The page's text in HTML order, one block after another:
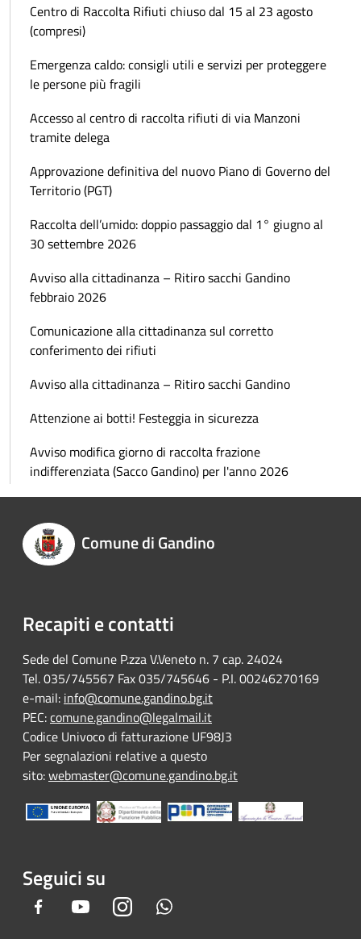
Centro di Raccolta Rifiuti chiuso dal 15 al 23 agosto
(compresi)
Emergenza caldo: consigli utili e servizi per proteggere
le persone più fragili
Accesso al centro di raccolta rifiuti di via Manzoni
tramite delega
Approvazione definitiva del nuovo Piano di Governo del
Territorio (PGT)
Raccolta dell’umido: doppio passaggio dal 1° giugno al
30 settembre 2026
Avviso alla cittadinanza – Ritiro sacchi Gandino
febbraio 2026
Comunicazione alla cittadinanza sul corretto
conferimento dei rifiuti
Avviso alla cittadinanza – Ritiro sacchi Gandino
Attenzione ai botti! Festeggia in sicurezza
Avviso modifica giorno di raccolta frazione
indifferenziata (Sacco Gandino) per l'anno 2026
Comune di Gandino
Recapiti e contatti
Sede del Comune P.zza V.Veneto n. 7 cap. 24024
Tel. 035/745567 Fax 035/745646 - P.I. 00246270169
e-mail: info@comune.gandino.bg.it
PEC:comune.gandino@legalmail.it
Codice Univoco di fatturazione UF98J3
Per segnalazioni relative a questo
sito:webmaster@comune.gandino.bg.it
Seguici su
Facebook YoutubeInstagram